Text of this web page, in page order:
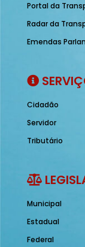
Portal da
Radar da
Emendas
Cidadão
Servidor
Tributário
Municipal
Estadual
Federal